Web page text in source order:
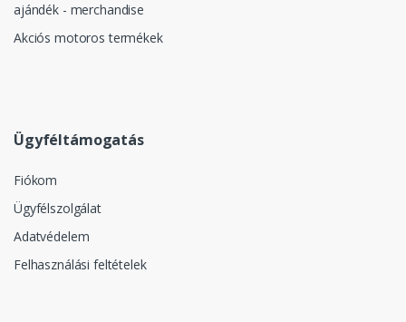
ajándék - merchandise
Akciós motoros termékek
Ügyféltámogatás
Fiókom
Ügyfélszolgálat
Adatvédelem
Felhasználási feltételek